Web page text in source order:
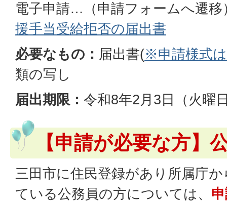
電子申請…（申請フォームへ遷移
援手当受給拒否の届出書
必要なもの： 届出書(※申請様式
類の写し
届出期限： 令和8年2月3日（火曜
【申請が必要な方】
三田市に住民登録があり所属庁
ている公務員の方については、